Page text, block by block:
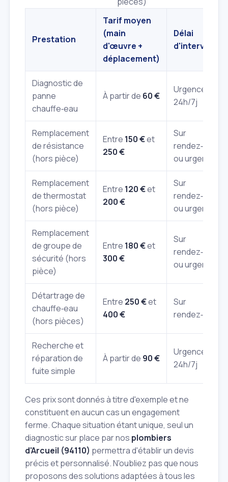
Prestation
Tarif moyen
(main
d'œuvre +
déplacement)
Délai
Diagnostic de
panne
chauffe‑eau
À partir de 60 €
Urgence
24h/7j
Remplacement
de résistance
(hors pièce)
Entre 150 €et
250 €
Sur
rendez‑vous
ou urgence
Remplacement
de thermostat
(hors pièce)
Entre 120 €et
200 €
Sur
rendez‑vous
ou urgence
Remplacement
de groupe de
sécurité (hors
pièce)
Entre 180 €et
300 €
Sur
rendez‑vous
ou urgence
Détartrage de
chauffe‑eau
(hors pièces)
Entre 250 €et
400 €
Sur
rendez‑vous
Recherche et
réparation de
fuite simple
À partir de 90 €
Urgence
24h/7j
Ces prix sont donnés à titre d'exemple et ne
constituent en aucun cas un engagement
ferme. Chaque situation étant unique, seul un
diagnostic sur place par nos plombiers
d'Arcueil (94110) permettra d'établir un devis
précis et personnalisé. N'oubliez pas que nous
proposons des solutions adaptées à tous les